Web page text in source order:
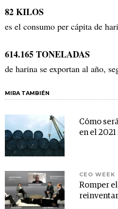
82 KILOS
es el consumo per cápita de
614.165 TONELADAS
de harina se exportan al año,
MIRA TAMBIÉN
Cómo
en el
CEO WEEK
Romper